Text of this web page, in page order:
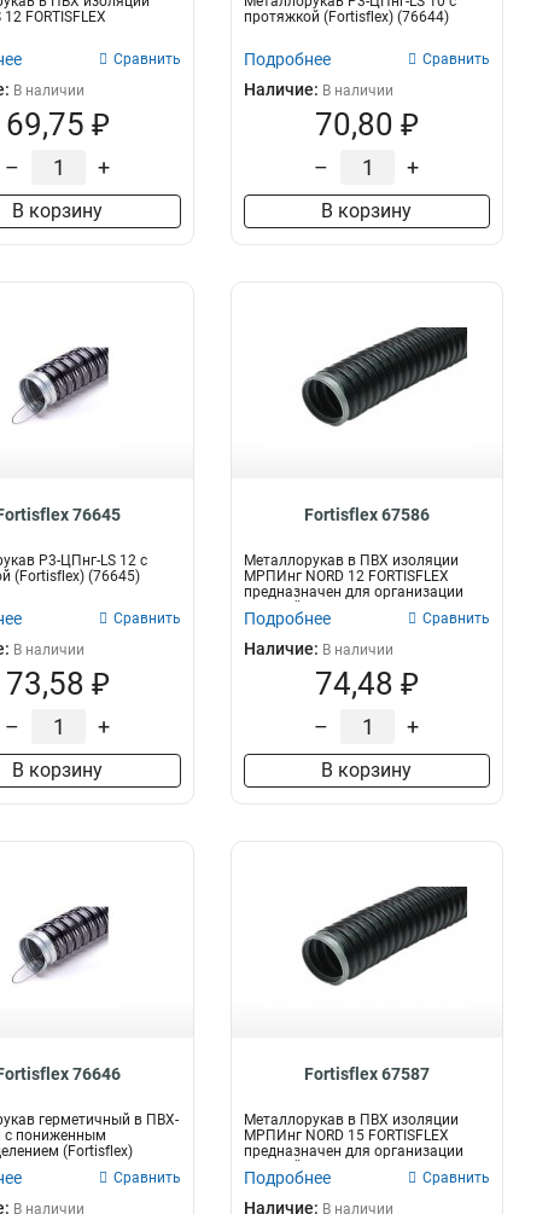
FORTISFLEX
Сравнить
В наличии
69,75 ₽
– +
В корзину
протяжкой (Fortisflex) (76644)
Подробнее Сравнить
Наличие: В наличии
70,80 ₽
– +
В корзину
76645
Р3-ЦПнг-LS 12 с
(Fortisflex) (76645)
Сравнить
В наличии
73,58 ₽
– +
В корзину
Fortisflex 67586
Металлорукав в ПВХ изоляции
МРПИнг NORD 12 FORTISFLEX
предназначен для организации
скрытой и от...
Подробнее Сравнить
Наличие: В наличии
74,48 ₽
– +
В корзину
76646
герметичный в ПВХ-
с пониженным
(Fortisflex)
Сравнить
В наличии
Fortisflex 67587
Металлорукав в ПВХ изоляции
МРПИнг NORD 15 FORTISFLEX
предназначен для организации
скрытой и от...
Подробнее Сравнить
Наличие: В наличии